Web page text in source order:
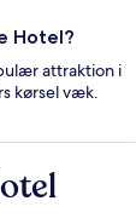
Hotel?
attraktion i
kørsel væk.